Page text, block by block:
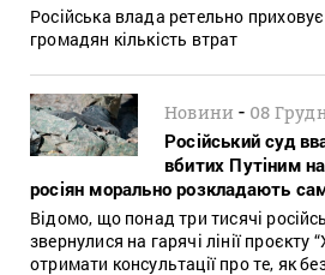
Російська влада ретельно
громадян кількість втрат
Новини - 08
Російський суд
вбитих Путіним на
росіян морально розкладають
Відомо, що понад три тисячі
звернулися на гарячі лінії проєкту
отримати консультації про те, як